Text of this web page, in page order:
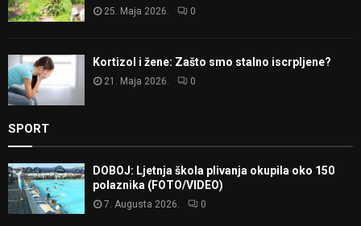
25. Maja 2026. 0
Kortizol i žene: Zašto smo stalno iscrpljene?
21. Maja 2026. 0
SPORT
DOBOJ: Ljetnja škola plivanja okupila oko 150
polaznika (FOTO/VIDEO)
7. Augusta 2026. 0